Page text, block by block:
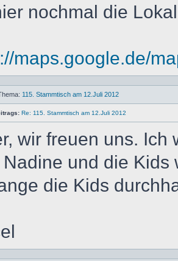
nochmal die
maps.google.de/
115. Stammtisch am 12.Juli 2012
Re: 115. Stammtisch am 12.Juli 2012
wir freuen uns. Ich
und die
die Kids